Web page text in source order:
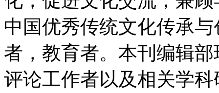
中国优秀传统文化传承
者，教育者。本刊编辑
评论工作者以及相关学